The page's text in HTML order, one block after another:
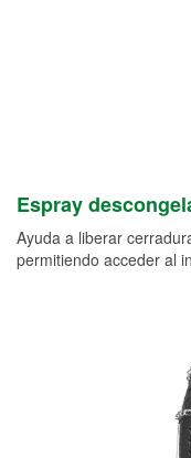
Espray
Ayuda a liberar
permitiendo acceder al